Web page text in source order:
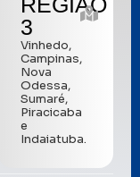
3
Vinhedo,
Campinas,
Nova
Odessa,
Sumaré,
Piracicaba
e
Indaiatuba.